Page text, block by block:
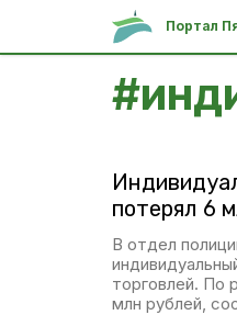
Портал
#
потерял 6
В отдел
торговлей. По
млн рублей,